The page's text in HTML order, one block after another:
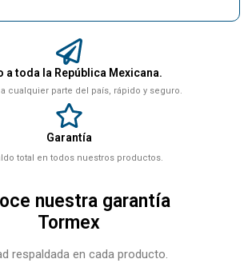
a toda la República Mexicana.
cualquier parte del país, rápido y seguro.
Garantía
total en todos nuestros productos.
nuestra garantía
Tormex
respaldada en cada producto.